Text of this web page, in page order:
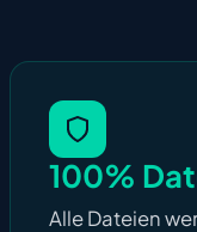
100%
Alle Dateien